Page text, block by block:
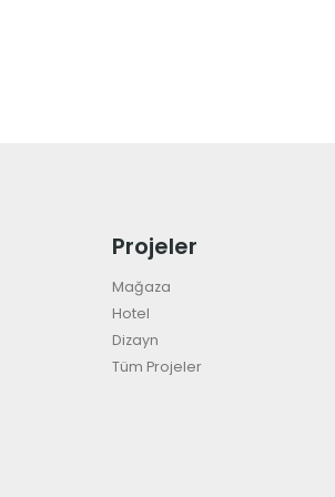
Projeler
Mağaza
Hotel
Dizayn
Tüm Projeler